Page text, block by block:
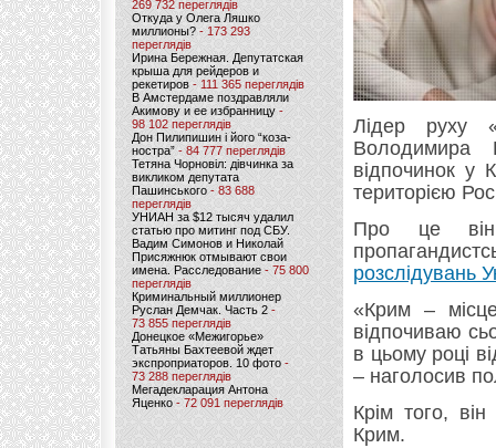
269 732 переглядів
Откуда у Олега Ляшко
миллионы? - 173 293
переглядів
Ирина Бережная. Депутатская
крыша для рейдеров и
рекетиров - 111 365 переглядів
В Амстердаме поздравляли
Акимову и ее избранницу -
98 102 переглядів
Дон Пилипишин і його “коза-
ностра” - 84 777 переглядів
Тетяна Чорновіл: дівчинка за
викликом депутата
Пашинського- 83 688
переглядів
УНИАН за $12 тысяч удалил
статью про митинг под СБУ.
Вадим Симонов и Николай
Присяжнюк отмывают свои
имена. Расследование - 75 800
переглядів
Криминальный миллионер
Руслан Демчак. Часть 2-
73 855 переглядів
Донецкое «Межигорье»
Татьяны Бахтеевой ждет
экспроприаторов. 10 фото -
73 288 переглядів
Мегадекларация Антона
Яценко - 72 091 переглядів
Лідер руху
Володимира
відпочинок у
територією
Про це він
розслідувань
«Крим –
відпочиваю
в цьому році
– наголосив
Крім того,
Крим.